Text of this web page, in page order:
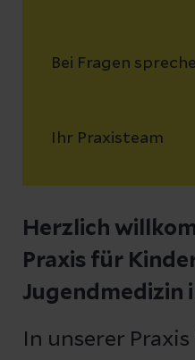
Bei Fragen
Ihr Praxisteam
Herzlich
Praxis für
Jugendmedizin
In unserer